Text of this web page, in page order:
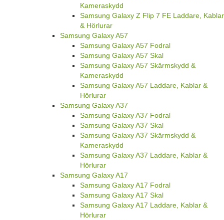
Kameraskydd
Samsung Galaxy Z Flip 7 FE Laddare, Kablar
& Hörlurar
Samsung Galaxy A57
Samsung Galaxy A57 Fodral
Samsung Galaxy A57 Skal
Samsung Galaxy A57 Skärmskydd &
Kameraskydd
Samsung Galaxy A57 Laddare, Kablar &
Hörlurar
Samsung Galaxy A37
Samsung Galaxy A37 Fodral
Samsung Galaxy A37 Skal
Samsung Galaxy A37 Skärmskydd &
Kameraskydd
Samsung Galaxy A37 Laddare, Kablar &
Hörlurar
Samsung Galaxy A17
Samsung Galaxy A17 Fodral
Samsung Galaxy A17 Skal
Samsung Galaxy A17 Laddare, Kablar &
Hörlurar